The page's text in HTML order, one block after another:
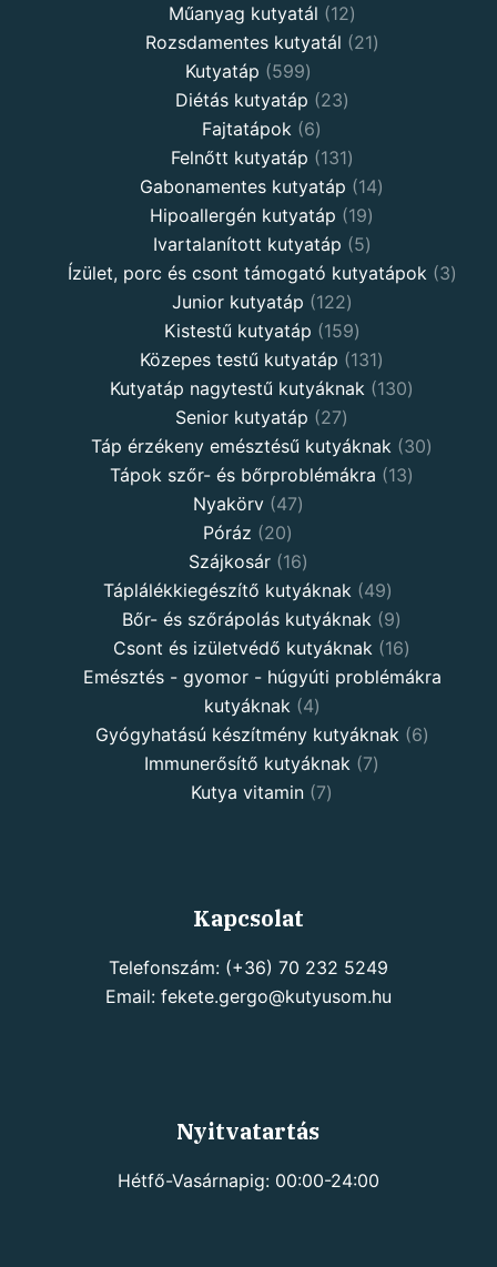
Műanyag kutyatál
12
Rozsdamentes kutyatál
21
Kutyatáp
599
Diétás kutyatáp
23
Fajtatápok
6
Felnőtt kutyatáp
131
Gabonamentes kutyatáp
14
Hipoallergén kutyatáp
19
Ivartalanított kutyatáp
5
Ízület, porc és csont támogató kutyatápok
3
Junior kutyatáp
122
Kistestű kutyatáp
159
Közepes testű kutyatáp
131
Kutyatáp nagytestű kutyáknak
130
Senior kutyatáp
27
Táp érzékeny emésztésű kutyáknak
30
Tápok szőr- és bőrproblémákra
13
Nyakörv
47
Póráz
20
Szájkosár
16
Táplálékkiegészítő kutyáknak
49
Bőr- és szőrápolás kutyáknak
9
Csont és izületvédő kutyáknak
16
Emésztés - gyomor - húgyúti problémákra
kutyáknak
4
Gyógyhatású készítmény kutyáknak
6
Immunerősítő kutyáknak
7
Kutya vitamin 7
Kapcsolat
Telefonszám: (+36) 70 232 5249
Email: fekete.gergo@kutyusom.hu
Nyitvatartás
Hétfő-Vasárnapig: 00:00-24:00